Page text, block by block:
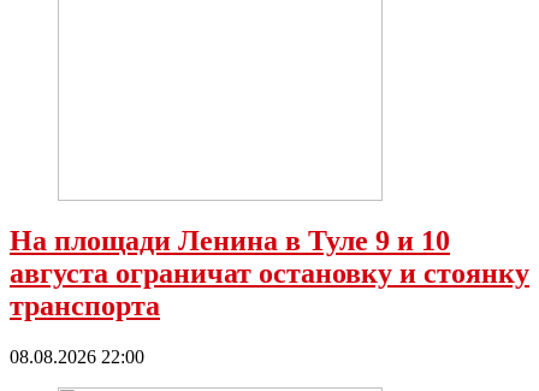
На площади Ленина в Туле 9 и 10
августа ограничат остановку и стоянку
транспорта
08.08.2026 22:00